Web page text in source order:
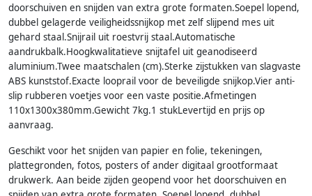
doorschuiven en snijden van extra grote formaten.Soepel lopend,
dubbel gelagerde veiligheidssnijkop met zelf slijpend mes uit
gehard staal.Snijrail uit roestvrij staal.Automatische
aandrukbalk.Hoogkwalitatieve snijtafel uit geanodiseerd
aluminium.Twee maatschalen (cm).Sterke zijstukken van slagvaste
ABS kunststof.Exacte looprail voor de beveiligde snijkop.Vier anti-
slip rubberen voetjes voor een vaste positie.Afmetingen
110x1300x380mm.Gewicht 7kg.1 stukLevertijd en prijs op
aanvraag.
Geschikt voor het snijden van papier en folie, tekeningen,
plattegronden, fotos, posters of ander digitaal grootformaat
drukwerk. Aan beide zijden geopend voor het doorschuiven en